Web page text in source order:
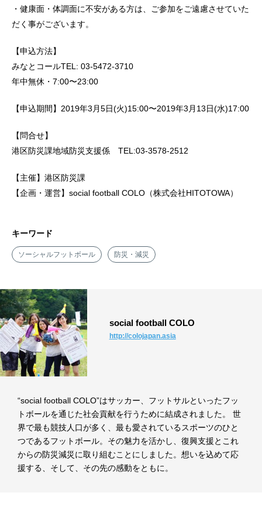
・健康面・体調面に不安がある方は、ご参加をご遠慮させていた
だく事がございます。
【申込方法】
みなとコールTEL: 03-5472-3710
年中無休・7:00〜23:00
【申込期間】2019年3月5日(火)15:00〜2019年3月13日(水)17:00
【問合せ】
港区防災課地域防災支援係 TEL:03-3578-2512
【主催】港区防災課
【企画・運営】social football COLO（株式会社HITOTOWA）
キーワード
ソーシャルフットボール 防災・減災
social football COLO
http://colojapan.asia
“social football COLO”はサッカー、フットサルといったフッ
トボールを通じた社会貢献を行うために結成されました。 世
界で最も競技人口が多く、最も愛されているスポーツのひと
つであるフットボール。その魅力を活かし、復興支援とこれ
からの防災減災に取り組むことにしました。想いを込めて応
援する、そして、その先の感動をともに。